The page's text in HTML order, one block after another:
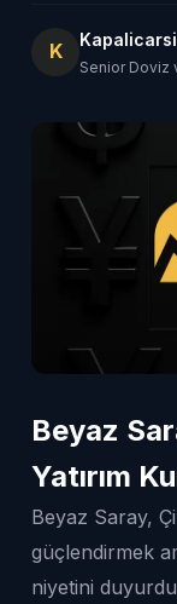
K
Senior Doviz
Beyaz
Yatırım
Beyaz Saray,
güçlendirmek
niyetini